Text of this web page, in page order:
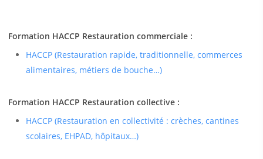
Formation HACCP Restauration commerciale :
HACCP (Restauration rapide, traditionnelle, commerces
alimentaires, métiers de bouche…)
Formation HACCP Restauration collective :
HACCP (Restauration en collectivité : crèches, cantines
scolaires, EHPAD, hôpitaux…)